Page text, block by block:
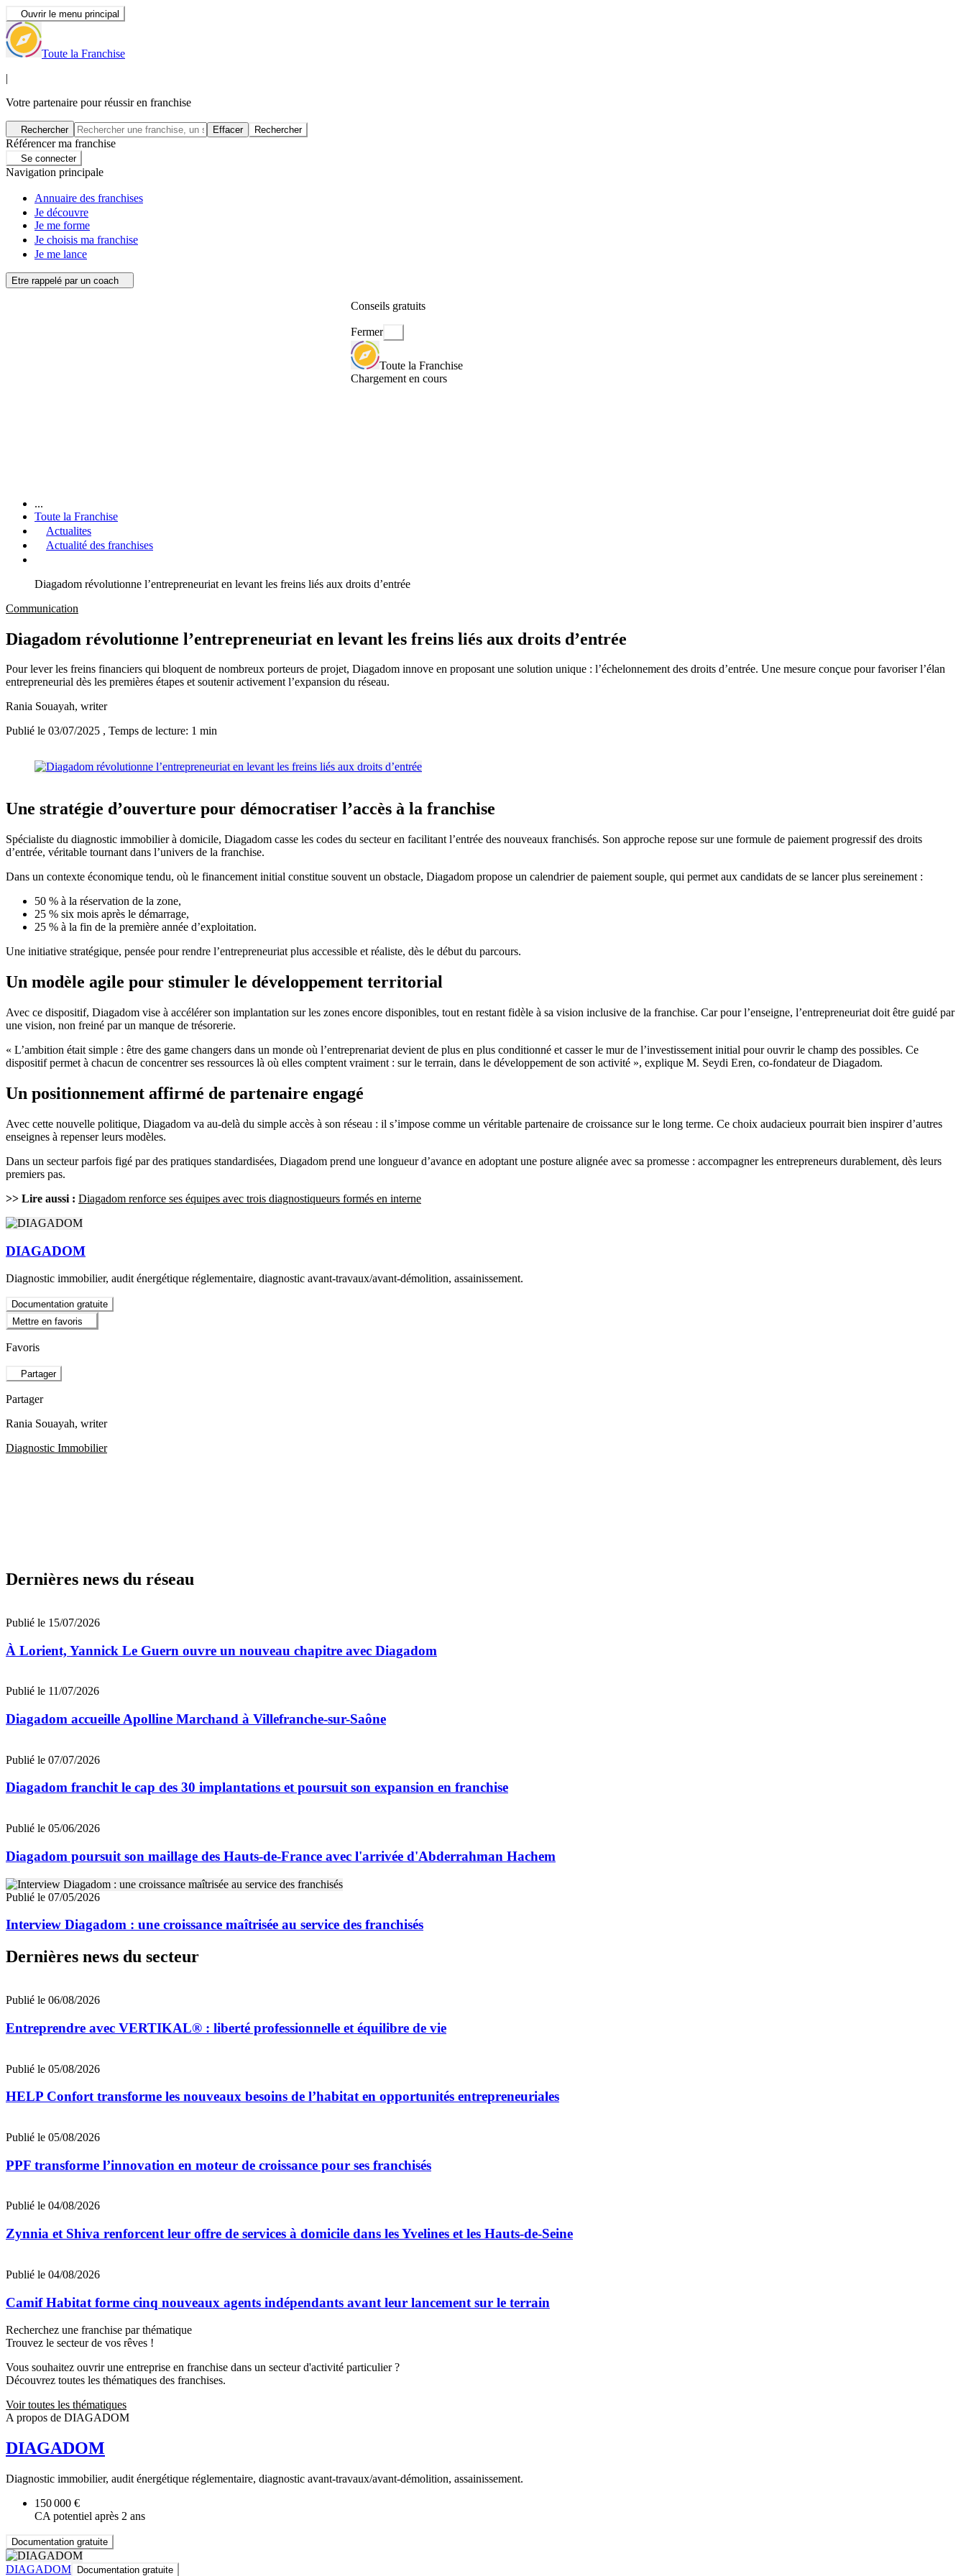
Ouvrir le menu principal
Toute la Franchise
|
Votre partenaire pour réussir en franchise
Rechercher Effacer Rechercher
Référencer ma franchise
Se connecter
Navigation principale
Annuaire des franchises
Je découvre
Je me forme
Je choisis ma franchise
Je me lance
Etre rappelé par un coach
Conseils gratuits
Fermer
Toute la Franchise
Chargement en cours
...
Toute la Franchise
Actualites
Actualité des franchises
Diagadom révolutionne l’entrepreneuriat en levant les freins liés aux droits d’entrée
Communication
Diagadom révolutionne l’entrepreneuriat en levant les freins liés aux droits d’entrée
Pour lever les freins financiers qui bloquent de nombreux porteurs de projet, Diagadom innove en proposant une solution unique : l’échelonnement des droits d’entrée. Une mesure conçue pour favoriser l’élan
entrepreneurial dès les premières étapes et soutenir activement l’expansion du réseau.
Rania Souayah, writer
Publié le 03/07/2025 , Temps de lecture: 1 min
Une stratégie d’ouverture pour démocratiser l’accès à la franchise
Spécialiste du diagnostic immobilier à domicile, Diagadom casse les codes du secteur en facilitant l’entrée des nouveaux franchisés. Son approche repose sur une formule de paiement progressif des droits
d’entrée, véritable tournant dans l’univers de la franchise.
Dans un contexte économique tendu, où le financement initial constitue souvent un obstacle, Diagadom propose un calendrier de paiement souple, qui permet aux candidats de se lancer plus sereinement :
50 % à la réservation de la zone,
25 % six mois après le démarrage,
25 % à la fin de la première année d’exploitation.
Une initiative stratégique, pensée pour rendre l’entrepreneuriat plus accessible et réaliste, dès le début du parcours.
Un modèle agile pour stimuler le développement territorial
Avec ce dispositif, Diagadom vise à accélérer son implantation sur les zones encore disponibles, tout en restant fidèle à sa vision inclusive de la franchise. Car pour l’enseigne, l’entrepreneuriat doit être guidé par
une vision, non freiné par un manque de trésorerie.
« L’ambition était simple : être des game changers dans un monde où l’entreprenariat devient de plus en plus conditionné et casser le mur de l’investissement initial pour ouvrir le champ des possibles. Ce
dispositif permet à chacun de concentrer ses ressources là où elles comptent vraiment : sur le terrain, dans le développement de son activité », explique M. Seydi Eren, co-fondateur de Diagadom.
Un positionnement affirmé de partenaire engagé
Avec cette nouvelle politique, Diagadom va au-delà du simple accès à son réseau : il s’impose comme un véritable partenaire de croissance sur le long terme. Ce choix audacieux pourrait bien inspirer d’autres
enseignes à repenser leurs modèles.
Dans un secteur parfois figé par des pratiques standardisées, Diagadom prend une longueur d’avance en adoptant une posture alignée avec sa promesse : accompagner les entrepreneurs durablement, dès leurs
premiers pas.
>> Lire aussi : Diagadom renforce ses équipes avec trois diagnostiqueurs formés en interne
DIAGADOM
Diagnostic immobilier, audit énergétique réglementaire, diagnostic avant-travaux/avant-démolition, assainissement.
Documentation gratuite
Mettre en favoris
Favoris
Partager
Partager
Rania Souayah, writer
Diagnostic Immobilier
Dernières news du réseau
Publié le 15/07/2026
À Lorient, Yannick Le Guern ouvre un nouveau chapitre avec Diagadom
Publié le 11/07/2026
Diagadom accueille Apolline Marchand à Villefranche-sur-Saône
Publié le 07/07/2026
Diagadom franchit le cap des 30 implantations et poursuit son expansion en franchise
Publié le 05/06/2026
Diagadom poursuit son maillage des Hauts-de-France avec l'arrivée d'Abderrahman Hachem
Publié le 07/05/2026
Interview Diagadom : une croissance maîtrisée au service des franchisés
Dernières news du secteur
Publié le 06/08/2026
Entreprendre avec VERTIKAL® : liberté professionnelle et équilibre de vie
Publié le 05/08/2026
HELP Confort transforme les nouveaux besoins de l’habitat en opportunités entrepreneuriales
Publié le 05/08/2026
PPF transforme l’innovation en moteur de croissance pour ses franchisés
Publié le 04/08/2026
Zynnia et Shiva renforcent leur offre de services à domicile dans les Yvelines et les Hauts-de-Seine
Publié le 04/08/2026
Camif Habitat forme cinq nouveaux agents indépendants avant leur lancement sur le terrain
Recherchez une franchise par thématique
Trouvez le secteur de vos rêves !
Vous souhaitez ouvrir une entreprise en franchise dans un secteur d'activité particulier ?
Découvrez toutes les thématiques des franchises.
Voir toutes les thématiques
A propos de DIAGADOM
DIAGADOM
Diagnostic immobilier, audit énergétique réglementaire, diagnostic avant-travaux/avant-démolition, assainissement.
150 000 €
CA potentiel après 2 ans
Documentation gratuite
DIAGADOM Documentation gratuite